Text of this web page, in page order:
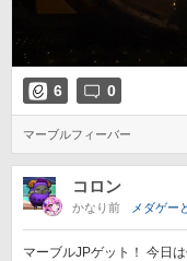
6 0
マーブルフィーバー
コロン
かなり前 メダゲー
マーブルJPゲット！ 今日